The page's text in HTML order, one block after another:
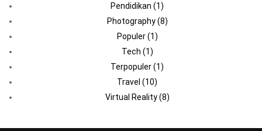
Pendidikan (1)
Photography(8)
Populer(1)
Tech (1)
Terpopuler(1)
Travel (10)
Virtual Reality(8)